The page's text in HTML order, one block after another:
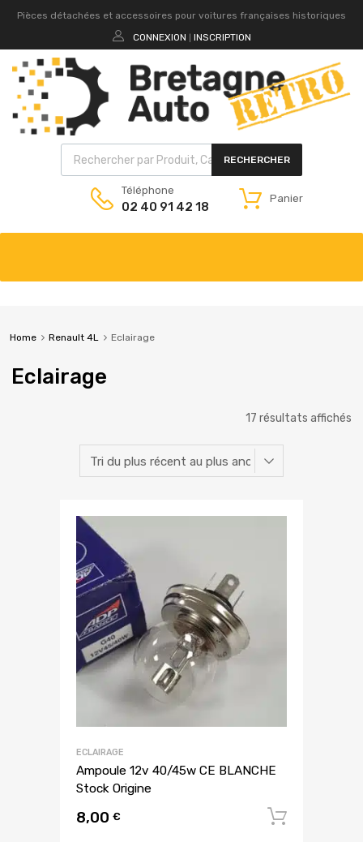
Pièces détachées et accessoires pour voitures françaises historiques
CONNEXION
INSCRIPTION
RECHERCHER
Téléphone
02 40 91 42 18
Panier
Home Renault 4L Eclairage
Eclairage
17 résultats affichés
ECLAIRAGE
Ampoule 12v 40/45w CE BLANCHE
Stock Origine
8,00 €